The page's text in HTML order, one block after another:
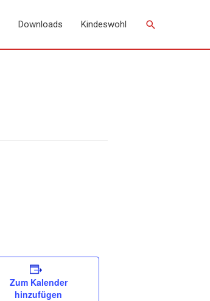
Downloads Kindeswohl Suchen
Zum Kalender
hinzufügen